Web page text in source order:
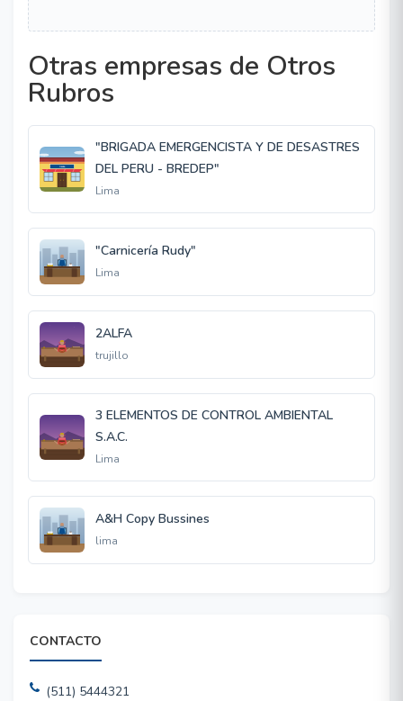
Otras empresas de Otros
Rubros
"BRIGADA EMERGENCISTA Y DE DESASTRES
DEL PERU - BREDEP"
Lima
"Carnicería Rudy"
Lima
2ALFA
trujillo
3 ELEMENTOS DE CONTROL AMBIENTAL
S.A.C.
Lima
A&H Copy Bussines
lima
CONTACTO
(511) 5444321